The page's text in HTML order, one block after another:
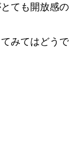
ても開放感
みてはどう